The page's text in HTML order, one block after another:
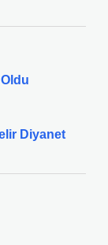
Diyanet